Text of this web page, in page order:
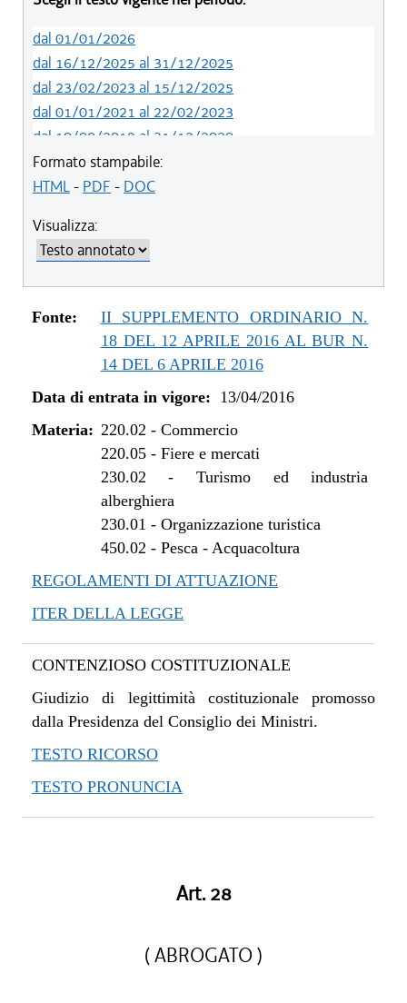
dal 01/01/2026
dal 16/12/2025 al 31/12/2025
dal 23/02/2023 al 15/12/2025
dal 01/01/2021 al 22/02/2023
dal 10/08/2019 al 31/12/2020
dal 11/07/2019 al 09/08/2019
dal 01/01/2018 al 10/07/2019
dal 18/05/2017 al 26/07/2017
dal 09/02/2017 al 17/05/2017
dal 09/01/2017 al 08/02/2017
dal 15/12/2016 al 08/01/2017
dal 13/08/2016 al 14/12/2016
dal 13/04/2016 al 12/08/2016
Formato stampabile:
HTML- PDF - DOC
Visualizza:
Fonte:
II SUPPLEMENTO ORDINARIO N.
18 DEL 12 APRILE 2016 AL BUR N.
14 DEL 6 APRILE 2016
Data di entrata in vigore: 13/04/2016
Materia: 220.02 - Commercio
220.05- Fiere e mercati
230.02 -Turismo ed industria
alberghiera
230.01 - Organizzazione turistica
450.02 - Pesca - Acquacoltura
REGOLAMENTI DI ATTUAZIONE
ITER DELLA LEGGE
CONTENZIOSO COSTITUZIONALE
Giudizio di legittimità costituzionale promosso
dalla Presidenza del Consiglio dei Ministri.
TESTO RICORSO
TESTO PRONUNCIA
Art. 28
( ABROGATO )